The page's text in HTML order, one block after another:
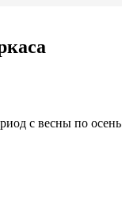
с весны по осень